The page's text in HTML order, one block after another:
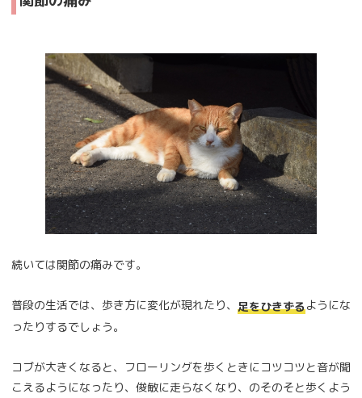
続いては関節の痛みです。
普段の生活では、歩き方に変化が現れたり、 足をひきずるようにな
ったりするでしょう。
コブが大きくなると、フローリングを歩くときにコツコツと音が聞
こえるようになったり、俊敏に走らなくなり、のそのそと歩くよう